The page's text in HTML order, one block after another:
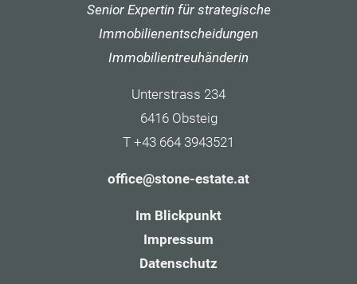
Senior Expertin für strategische
Immobilienentscheidungen
Immobilientreuhänderin
Unterstrass 234
6416 Obsteig
T +43 664 3943521
office@stone-estate.at
Im Blickpunkt
Impressum
Datenschutz